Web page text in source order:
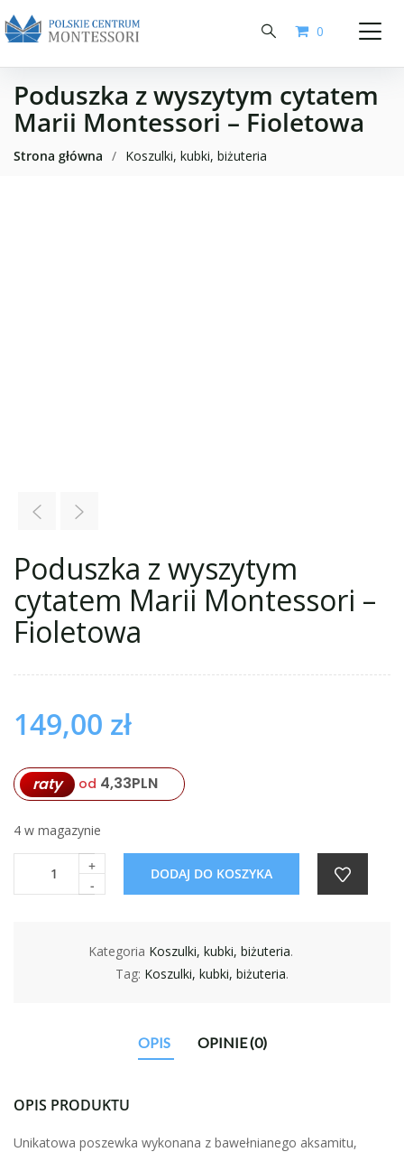
0
Poduszka z wyszytym cytatem
Marii Montessori – Fioletowa
Strona główna / Koszulki, kubki, biżuteria
Poduszka z wyszytym
cytatem Marii Montessori –
Fioletowa
149,00 zł
raty od 4,33PLN
4 w magazynie
+
-
DODAJ DO KOSZYKA
Kategoria Koszulki, kubki, biżuteria.
Tag: Koszulki, kubki, biżuteria.
OPIS OPINIE (0)
OPIS PRODUKTU
Unikatowa poszewka wykonana z bawełnianego aksamitu,